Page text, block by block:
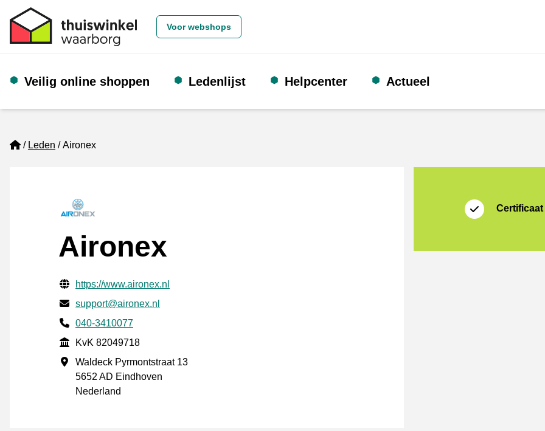
Voor webshops
Veilig online shoppen Ledenlijst Helpcenter Actueel
Home
Leden Aironex
Aironex
Gecontroleerde contactgegevens
Website URL
https://www.aironex.nl
E-mail
support@aironex.nl
Telefoonnummer
040-3410077
KvK
KvK 82049718
Vestigingsadres
Waldeck Pyrmontstraat 13
5652 AD Eindhoven
Nederland